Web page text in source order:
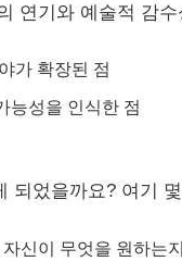
연기와 예술적 감
가 확장된 점
능성을 인식한 점
되었을까요? 여기
신이 무엇을 원하는